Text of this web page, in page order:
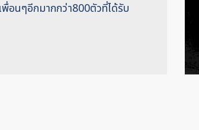
อนๆอีกมากกว่า800ตัวที่ได้รับ